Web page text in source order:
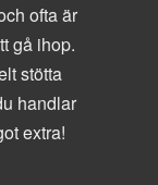
ofta är
gå ihop.
stötta
handlar
extra!